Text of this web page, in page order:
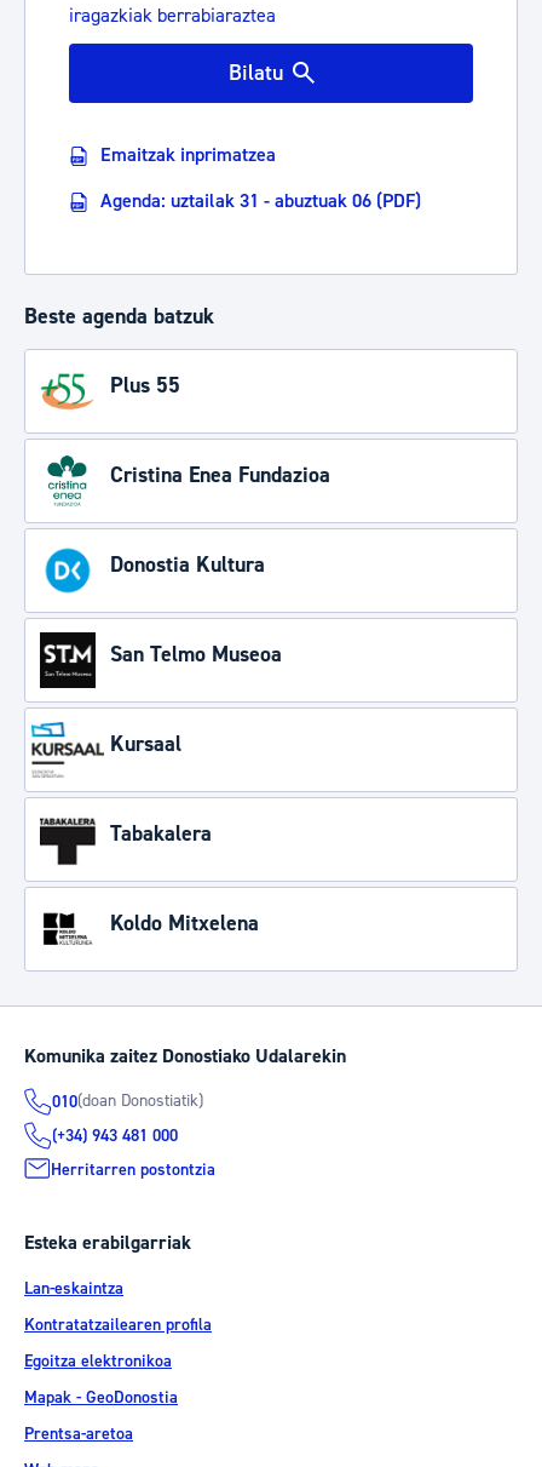
iragazkiak berrabiaraztea
Bilatu
Emaitzak inprimatzea
Agenda: uztailak 31 - abuztuak 06 (PDF)
Beste agenda batzuk
Plus 55
Cristina Enea Fundazioa
Donostia Kultura
San Telmo Museoa
Kursaal
Tabakalera
Koldo Mitxelena
Komunika zaitez Donostiako Udalarekin
010(doan Donostiatik)
(+34) 943 481 000
Herritarren postontzia
Esteka erabilgarriak
Lan-eskaintza
Kontratatzailearen profila
Egoitza elektronikoa
Mapak - GeoDonostia
Prentsa-aretoa